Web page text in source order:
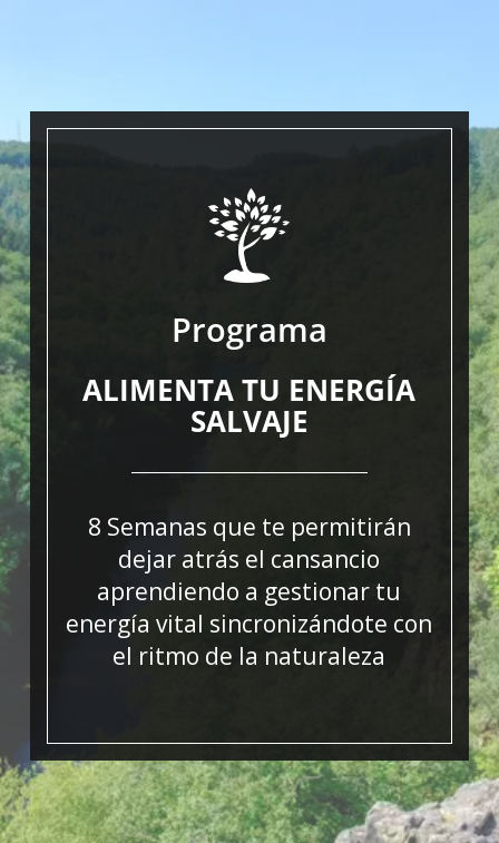
Programa
ALIMENTA TU ENERGÍA
SALVAJE
8 Semanas que te permitirán
dejar atrás el cansancio
aprendiendo a gestionar tu
energía vital sincronizándote con
el ritmo de la naturaleza